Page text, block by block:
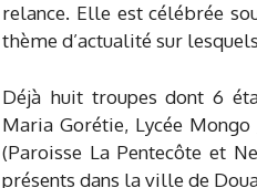
relance. Elle est célébrée
thème d’actualité sur
Déjà huit troupes dont 6
Maria Gorétie, Lycée
(Paroisse La Pentecôte et
présents dans la ville de